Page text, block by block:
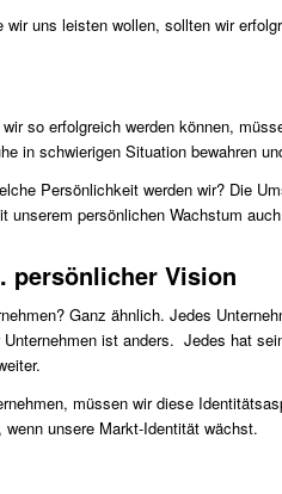
uns leisten wollen, sollten wir
so erfolgreich werden können,
in schwierigen Situation bewahren
Persönlichkeit werden wir? Die
persönlichen Wachstum
persönlicher Vision
Ganz ähnlich. Jedes
ist anders. Jedes hat
müssen wir diese
unsere Markt-Identität wächst.